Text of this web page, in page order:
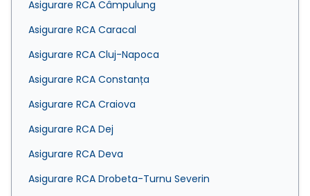
Asigurare RCA Câmpulung
Asigurare RCA Caracal
Asigurare RCA Cluj-Napoca
Asigurare RCA Constanța
Asigurare RCA Craiova
Asigurare RCA Dej
Asigurare RCA Deva
Asigurare RCA Drobeta-Turnu Severin